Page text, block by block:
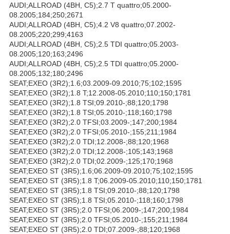
AUDI;ALLROAD (4BH, C5);2.7 T quattro;05.2000-
08.2005;184;250;2671
AUDI;ALLROAD (4BH, C5);4.2 V8 quattro;07.2002-
08.2005;220;299;4163
AUDI;ALLROAD (4BH, C5);2.5 TDI quattro;05.2003-
08.2005;120;163;2496
AUDI;ALLROAD (4BH, C5);2.5 TDI quattro;05.2000-
08.2005;132;180;2496
SEAT;EXEO (3R2);1.6;03.2009-09.2010;75;102;1595
SEAT;EXEO (3R2);1.8 T;12.2008-05.2010;110;150;1781
SEAT;EXEO (3R2);1.8 TSI;09.2010-;88;120;1798
SEAT;EXEO (3R2);1.8 TSI;05.2010-;118;160;1798
SEAT;EXEO (3R2);2.0 TFSI;03.2009-;147;200;1984
SEAT;EXEO (3R2);2.0 TFSI;05.2010-;155;211;1984
SEAT;EXEO (3R2);2.0 TDI;12.2008-;88;120;1968
SEAT;EXEO (3R2);2.0 TDI;12.2008-;105;143;1968
SEAT;EXEO (3R2);2.0 TDI;02.2009-;125;170;1968
SEAT;EXEO ST (3R5);1.6;06.2009-09.2010;75;102;1595
SEAT;EXEO ST (3R5);1.8 T;06.2009-05.2010;110;150;1781
SEAT;EXEO ST (3R5);1.8 TSI;09.2010-;88;120;1798
SEAT;EXEO ST (3R5);1.8 TSI;05.2010-;118;160;1798
SEAT;EXEO ST (3R5);2.0 TFSI;06.2009-;147;200;1984
SEAT;EXEO ST (3R5);2.0 TFSI;05.2010-;155;211;1984
SEAT;EXEO ST (3R5);2.0 TDI;07.2009-;88;120;1968